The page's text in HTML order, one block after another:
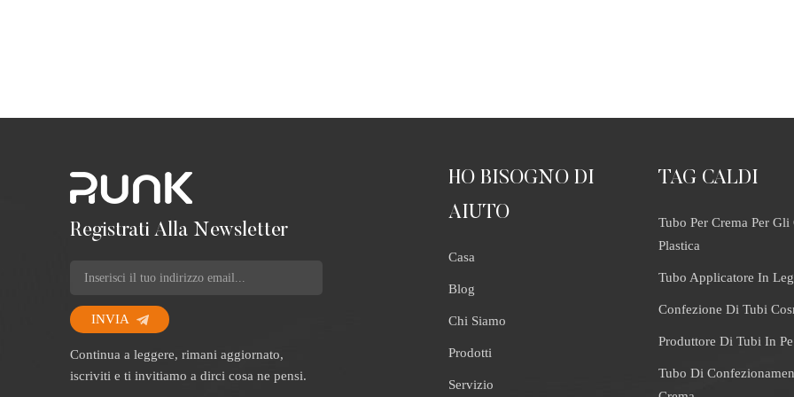
Registrati Alla Newsletter
INVIA
Continua a leggere, rimani aggiornato,
iscriviti e ti invitiamo a dirci cosa ne pensi.
HO BISOGNO DI
AIUTO
Casa
Blog
Chi Siamo
Prodotti
Servizio
TAG CALDI
Tubo Per Crema Per
Plastica
Tubo Applicatore In
Confezione Di Tubi
Produttore Di Tubi In Pe
Tubo Di